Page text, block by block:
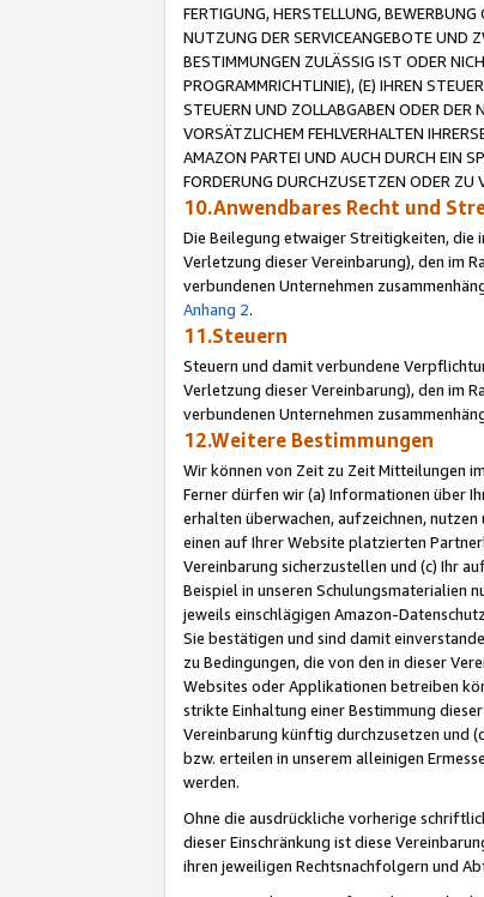
FERTIGUNG, HERSTELLUNG,
NUTZUNG DER SERVICEANGEBOTE UND
BESTIMMUNGEN ZULÄSSIG IST ODER
PROGRAMMRICHTLINIE), (E) IHREN
STEUERN UND ZOLLABGABEN ODER DER
VORSÄTZLICHEM FEHLVERHALTEN
AMAZON PARTEI UND AUCH DURCH EIN
FORDERUNG DURCHZUSETZEN ODER ZU
10.Anwendbares Recht und
Die Beilegung etwaiger Streitigkeiten, die
Verletzung dieser Vereinbarung), den im
verbundenen Unternehmen
Anhang 2.
11.Steuern
Steuern und damit verbundene
Verletzung dieser Vereinbarung), den im
verbundenen Unternehmen
12.Weitere Bestimmungen
Wir können von Zeit zu Zeit Mitteilungen
Ferner dürfen wir (a) Informationen über
erhalten überwachen, aufzeichnen,
einen auf Ihrer Website platzierten
Vereinbarung sicherzustellen und (c) Ihr
Beispiel in unseren Schulungsmaterialien
jeweils einschlägigen Amazon-
Sie bestätigen und sind damit
zu Bedingungen, die von den in dieser
Websites oder Applikationen betreiben
strikte Einhaltung einer Bestimmung
Vereinbarung künftig durchzusetzen und
bzw. erteilen in unserem alleinigen
werden.
Ohne die ausdrückliche vorherige
dieser Einschränkung ist diese
ihren jeweiligen Rechtsnachfolgern und